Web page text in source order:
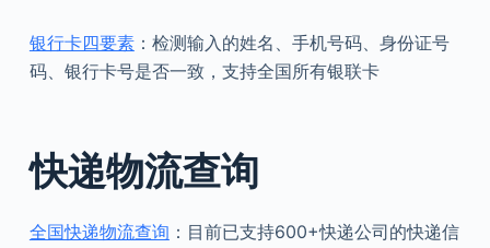
银行卡四要素：检测输入的姓名、手机号码、身份证号
码、银行卡号是否一致，支持全国所有银联卡
快递物流查询
全国快递物流查询 ：目前已支持600+快递公司的快递信